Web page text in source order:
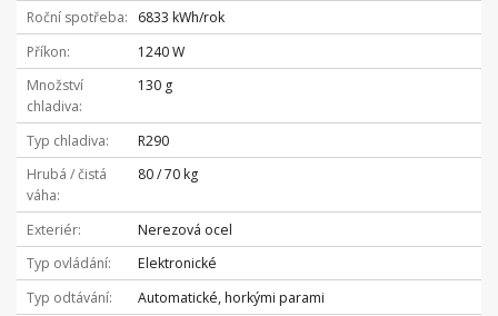
Roční spotřeba
6833 kWh/rok
Příkon
1240 W
Množství
chladiva
130 g
Typ chladiva
R290
Hrubá / čistá
váha
80 / 70 kg
Exteriér
Nerezová ocel
Typ ovládání
Elektronické
Typ odtávání
Automatické, horkými parami